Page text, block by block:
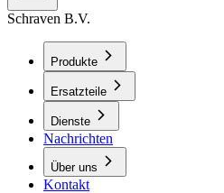
Schraven B.V.
Produkte
Ersatzteile
Dienste
Nachrichten
Über uns
Kontakt